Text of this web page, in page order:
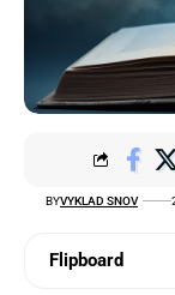
BYVYKLAD SNOV
Flipboard